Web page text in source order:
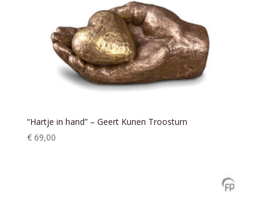
“Hartje in hand” – Geert Kunen Troosturn
€69,00